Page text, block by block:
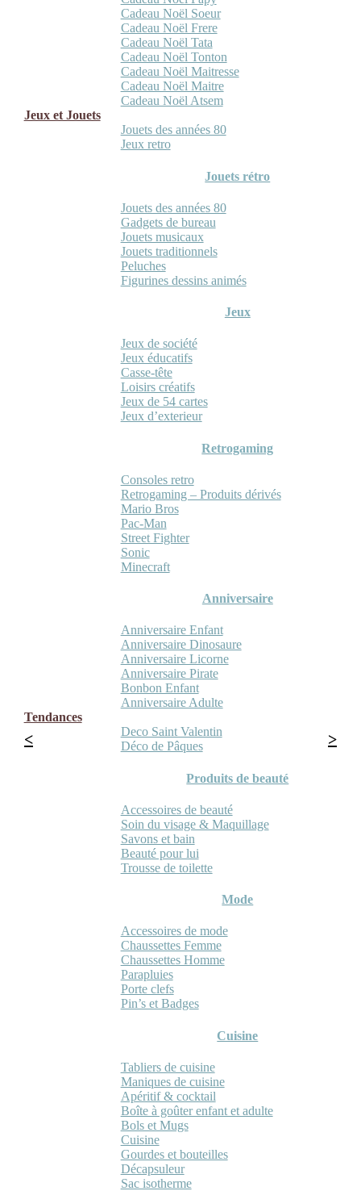
Cadeau Noël Soeur
Cadeau Noël Frere
Cadeau Noël Tata
Cadeau Noël Tonton
Cadeau Noël Maitresse
Cadeau Noël Maitre
Cadeau Noël Atsem
Jeux et Jouets
Jouets des années 80
Jeux retro
Jouets rétro
Jouets des années 80
Gadgets de bureau
Jouets musicaux
Jouets traditionnels
Peluches
Figurines dessins animés
Jeux
Jeux de société
Jeux éducatifs
Casse-tête
Loisirs créatifs
Jeux de 54 cartes
Jeux d’exterieur
Retrogaming
Consoles retro
Retrogaming – Produits dérivés
Mario Bros
Pac-Man
Street Fighter
Sonic
Minecraft
Anniversaire
Anniversaire Enfant
Anniversaire Dinosaure
Anniversaire Licorne
Anniversaire Pirate
Bonbon Enfant
Anniversaire Adulte
Tendances
Deco Saint Valentin
Déco de Pâques
Produits de beauté
Accessoires de beauté
Soin du visage & Maquillage
Savons et bain
Beauté pour lui
Trousse de toilette
Mode
Accessoires de mode
Chaussettes Femme
Chaussettes Homme
Parapluies
Porte clefs
Pin’s et Badges
Cuisine
Tabliers de cuisine
Maniques de cuisine
Apéritif & cocktail
Boîte à goûter enfant et adulte
Bols et Mugs
Cuisine
Gourdes et bouteilles
Décapsuleur
Sac isotherme